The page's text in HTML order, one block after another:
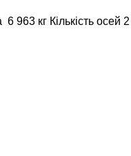
6 963 кг Кількість осей 2